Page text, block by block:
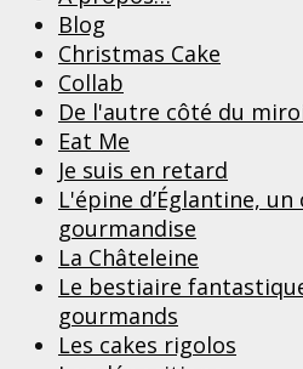
Blog
Christmas Cake
Collab
De l'autre côté du
Eat Me
Je suis en retard
L'épine d’Églantine,
gourmandise
La Châteleine
Le bestiaire
gourmands
Les cakes rigolos